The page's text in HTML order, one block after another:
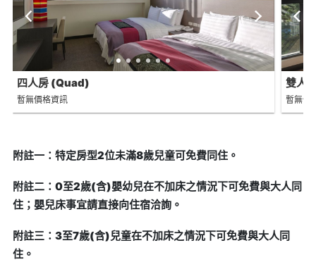
四人房 (Quad)
暫無價格資訊
雙人
暫無價
附註一：特定房型2位未滿8歲兒童可免費同住。
附註二：0至2歲(含)嬰幼兒在不加床之情況下可免費與大人同
住；嬰兒床事宜請直接向住宿洽詢。
附註三：3至7歲(含)兒童在不加床之情況下可免費與大人同
住。